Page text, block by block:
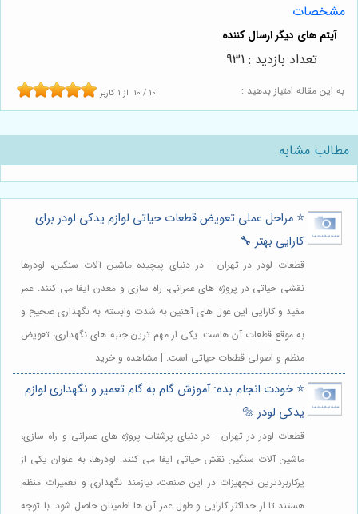
مشخصات
به این مقاله امتیاز بدهید : 10 / 10 از 1 کاربر
تعداد بازدید : 931
مطالب مشابه
⭐️ مراحل عملی تعویض قطعات حیاتی لوازم یدکی لودر برای
کارایی بهتر 🔧
قطعات لودر در تهران - در دنیای پیچیده ماشین آلات سنگین، لودرها
نقشی حیاتی در پروژه های عمرانی، راه سازی و معدن ایفا می کنند. عمر
مفید و کارایی این غول های آهنین به شدت وابسته به نگهداری صحیح و
به موقع قطعات آن هاست. یکی از مهم ترین جنبه های نگهداری، تعویض
منظم و اصولی قطعات حیاتی است. | مشاهده و خرید
⭐️ خودت انجام بده: آموزش گام به گام تعمیر و نگهداری لوازم
یدکی لودر 🔩
قطعات لودر در تهران - در دنیای پرشتاب پروژه های عمرانی و راه سازی،
ماشین آلات سنگین نقش حیاتی ایفا می کنند. لودرها، به عنوان یکی از
پرکاربردترین تجهیزات در این صنعت، نیازمند نگهداری و تعمیرات منظم
هستند تا از حداکثر کارایی و طول عمر آن ها اطمینان حاصل شود. با توجه